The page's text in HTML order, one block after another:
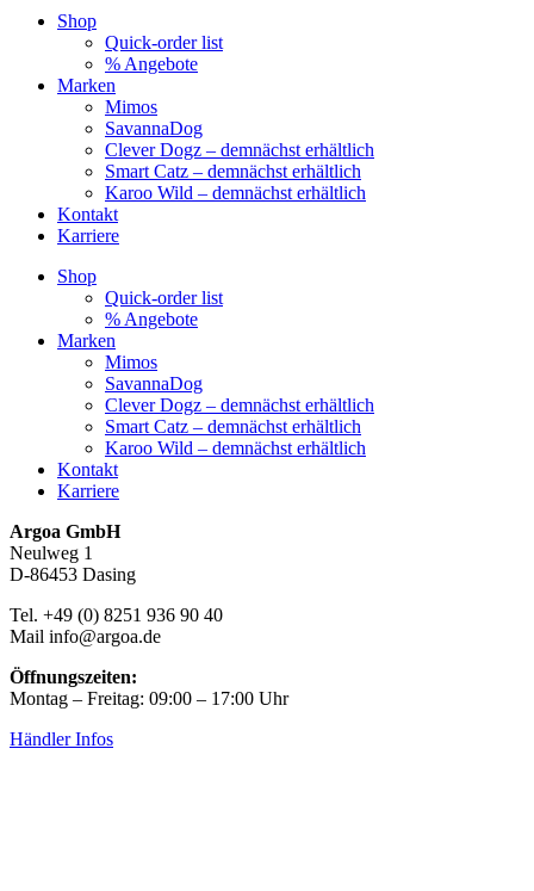
Shop
Quick-order list
% Angebote
Marken
Mimos
SavannaDog
Clever Dogz – demnächst erhältlich
Smart Catz – demnächst erhältlich
Karoo Wild – demnächst erhältlich
Kontakt
Karriere
Shop
Quick-order list
% Angebote
Marken
Mimos
SavannaDog
Clever Dogz – demnächst erhältlich
Smart Catz – demnächst erhältlich
Karoo Wild – demnächst erhältlich
Kontakt
Karriere
Argoa GmbH
Neulweg 1
D-86453 Dasing
Tel. +49 (0) 8251 936 90 40
Mail info@argoa.de
Öffnungszeiten:
Montag – Freitag: 09:00 – 17:00 Uhr
Händler Infos